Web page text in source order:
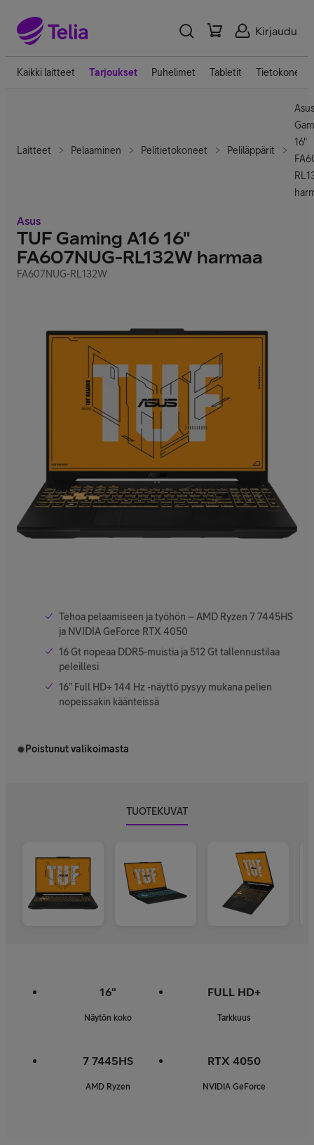
Kirjaudu
Kaikki laitteet Tarjoukset Puhelimet Tabletit Tietokoneet
Laitteet Pelaaminen Pelitietokoneet Peliläppärit
16"
Asus
TUF Gaming A16 16"
FA607NUG-RL132W harmaa
FA607NUG-RL132W
Tehoa pelaamiseen ja työhön – AMD Ryzen 7 7445HS
ja NVIDIA GeForce RTX 4050
16 Gt nopeaa DDR5-muistia ja 512 Gt tallennustilaa
peleillesi
16” Full HD+ 144 Hz -näyttö pysyy mukana pelien
nopeissakin käänteissä
Poistunut valikoimasta
TUOTEKUVAT
16"
Näytön koko
FULL HD+
Tarkkuus
7 7445HS
AMD Ryzen
RTX 4050
NVIDIA GeForce